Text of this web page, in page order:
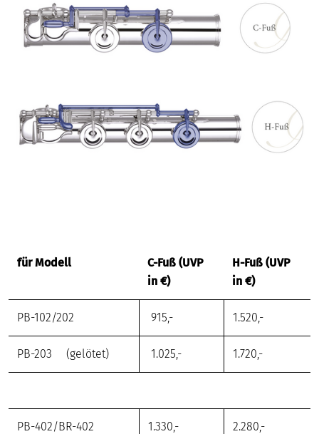
für Modell C-Fuß (UVP
in €)
H-Fuß (UVP
in €)
PB-102/202 915,- 1.520,-
PB-203 (gelötet) 1.025,- 1.720,-
PB-402/BR-402 1.330,- 2.280,-